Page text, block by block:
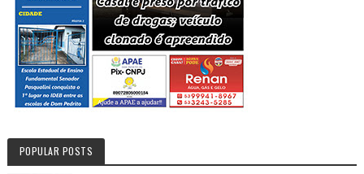
POPULAR POSTS